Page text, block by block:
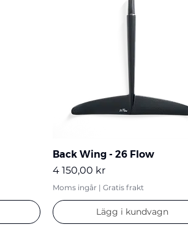
Back Wing - 26 Flow
Pris
4 150,00 kr
Moms ingår | Gratis frakt
Lägg i kundvagn